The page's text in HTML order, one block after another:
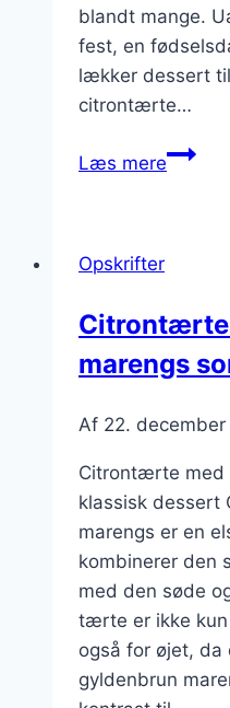
blandt mange.
fest, en
lækker dessert
citrontærte…
Læs mere
Opskrifter
Citrontærte
marengs
Af 22.
Citrontærte med
klassisk
marengs er en
kombinerer den
med den søde
tærte er ikke kun
også for øjet, da
gyldenbrun